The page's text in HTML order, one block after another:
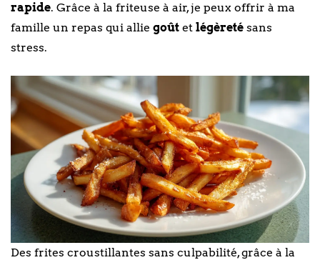
rapide. Grâce à la friteuse à air, je peux offrir à ma
famille un repas qui allie goût et légèreté sans
stress.
Des frites croustillantes sans culpabilité, grâce à la